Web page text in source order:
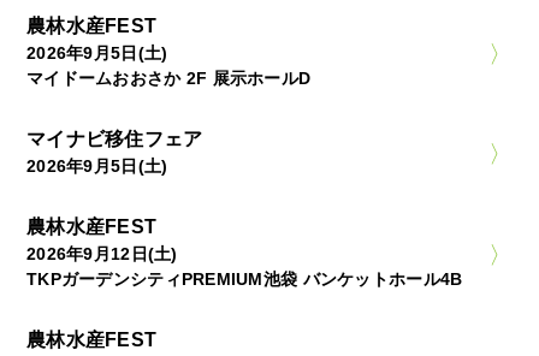
農林水産FEST
2026年9月5日(土)
マイドームおおさか 2F 展示ホールD
マイナビ移住フェア
2026年9月5日(土)
農林水産FEST
2026年9月12日(土)
TKPガーデンシティPREMIUM池袋 バンケットホール4B
農林水産FEST